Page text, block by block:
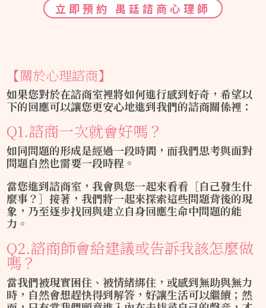
立即預約 禺廷諮商心理師
【關於心理諮商】
如果您對於在諮商室裡將如何進行感到好奇，希望以
下的回應可以讓您更安心地進到我們的諮商關係裡：
Q1.諮商一次就會好嗎？
如同問題的形成是經過一段時間，而我們思考與面對
問題自然也需要一段時程。
當您進到諮商室，我會與您一起來看看［自己發生什
麼事？］接著，我們將一起來探索這些問題背後的現
象，乃至逐步找回與建立自身回應生命中問題的能
力。
Q2.諮商師會給建議或告訴我該怎麼做
嗎？
當我們被現實困住、被情緒綁住，或感到無助與無力
時，自然會想趕快得到解答，好讓生活可以繼續；然